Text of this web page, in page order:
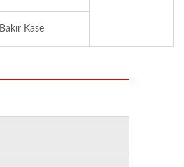
Bakır Kase